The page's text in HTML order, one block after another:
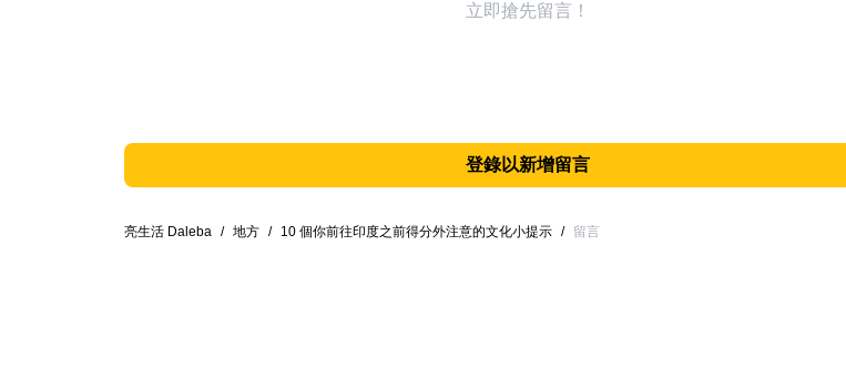
立即搶先留言！
登錄以新增留言
亮生活 Daleba / 地方 / 10 個你前往印度之前得分外注意的文化小提示 / 留言